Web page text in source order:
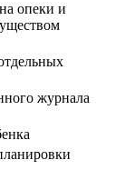
опеки и
журнала